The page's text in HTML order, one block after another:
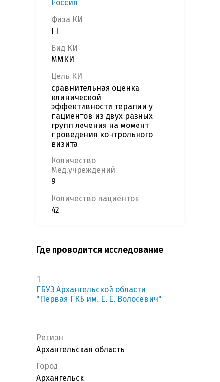
Россия
Фаза КИ
Вид КИ
ММКИ
Цель КИ
сравнительная оценка
клинической
эффективности терапии у
пациентов из двух разных
групп лечения на момент
проведения контрольного
визита
Количество
Мед.учреждений
9
Количество пациентов
42
Где проводится исследование
1
ГБУЗ Архангельской области
"Первая ГКБ им. Е. Е. Волосевич"
Регион
Архангельская область
Город
Архангельск